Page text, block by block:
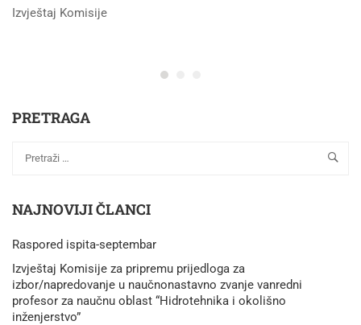
Izvještaj Komisije
PRETRAGA
NAJNOVIJI ČLANCI
Raspored ispita-septembar
Izvještaj Komisije za pripremu prijedloga za
izbor/napredovanje u naučnonastavno zvanje vanredni
profesor za naučnu oblast “Hidrotehnika i okolišno
inženjerstvo”